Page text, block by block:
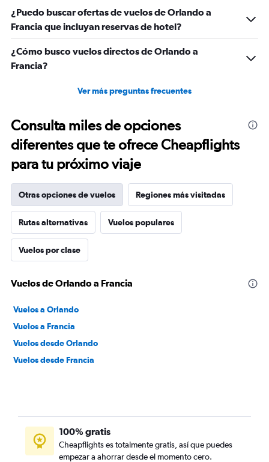
to
36.
¿Puedo buscar ofertas de vuelos de Orlando a
Francia que incluyan reservas de hotel?
¿Cómo busco vuelos directos de Orlando a
Francia?
Ver más preguntas frecuentes
Consulta miles de opciones
diferentes que te ofrece Cheapflights
para tu próximo viaje
Otras opciones de vuelos Regiones más visitadas
Rutas alternativas Vuelos populares
Vuelos por clase
Vuelos de Orlando a Francia
Vuelos a Orlando
Vuelos a Francia
Vuelos desde Orlando
Vuelos desde Francia
100% gratis
Cheapflights es totalmente gratis, así que puedes
empezar a ahorrar desde el momento cero.